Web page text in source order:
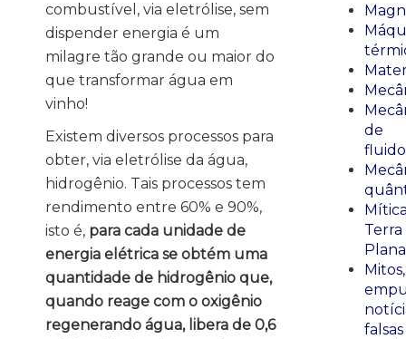
combustível, via eletrólise, sem
dispender energia é um
milagre tão grande ou maior do
que transformar água em
vinho!
Existem diversos processos para
obter, via eletrólise da água,
hidrogênio. Tais processos tem
rendimento entre 60% e 90%,
isto é, para cada unidade de
energia elétrica se obtém uma
quantidade de hidrogênio que,
quando reage com o oxigênio
regenerando água, libera de 0,6
de
Terra
Plana
Mitos,
falsas